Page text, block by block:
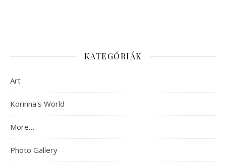
KATEGÓRIÁK
Art
Korinna's World
More…
Photo Gallery